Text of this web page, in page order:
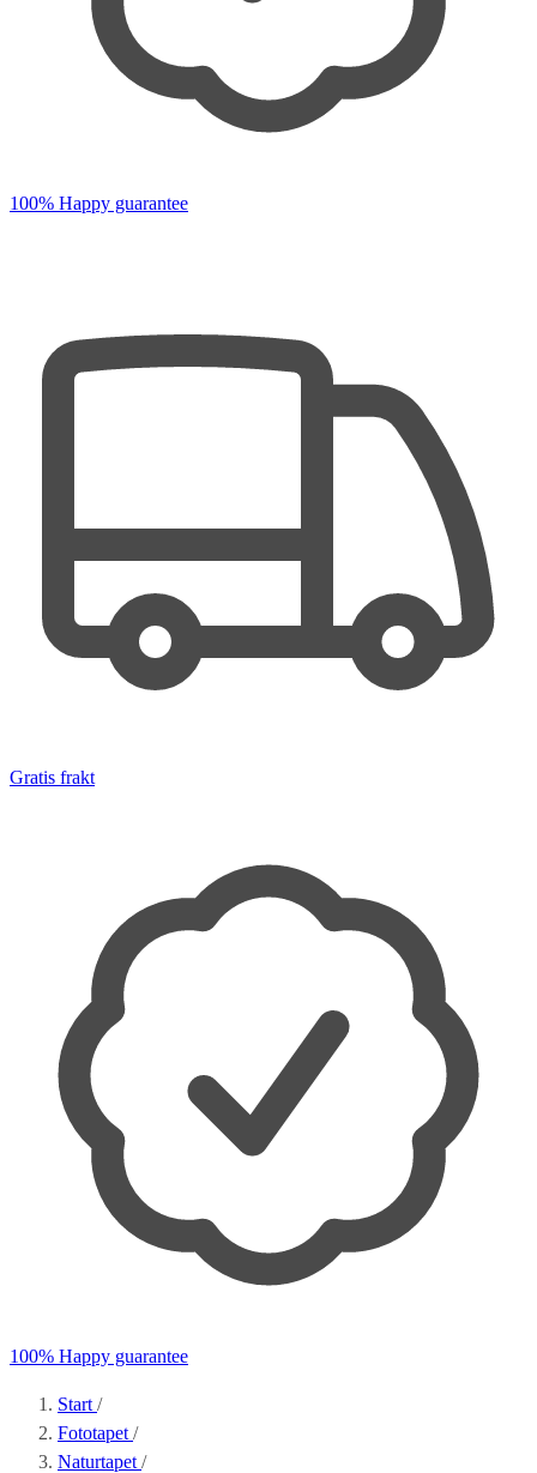
100% Happy guarantee
Gratis frakt
100% Happy guarantee
Start /
Fototapet /
Naturtapet /